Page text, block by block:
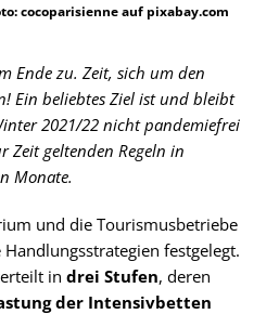
cocoparisienne auf pixabay.com
Ende zu. Zeit, sich um den
Ein beliebtes Ziel ist und bleibt
2021/22 nicht pandemiefrei
Zeit geltenden Regeln in
Monate.
und die Tourismusbetriebe
festgelegt.
in drei Stufen, deren
der Intensivbetten